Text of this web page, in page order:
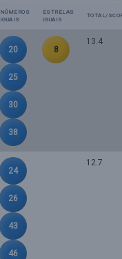
NÚMEROS
IGUAIS
ESTRELAS
IGUAIS
TOTAL/
20
25
30
38
8
13.4
24
26
43
46
12.7